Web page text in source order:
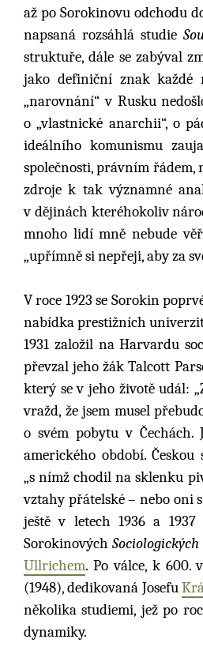
až po Sorokinovu odchodu
napsaná rozsáhlá studie
struktuře, dále se zabýval
jako definiční znak každé
„narovnání“ v Rusku
o „vlastnické anarchii“, o
ideálního komunismu
společnosti, právním řádem,
zdroje k tak významné
v dějinách kteréhokoliv
mnoho lidí mně nebude
„upřímně si nepřeji, aby za
V roce 1923 se Sorokin
nabídka prestižních
1931 založil na Harvardu
převzal jeho žák Talcott
který se v jeho životě udál:
vražd, že jsem musel
o svém pobytu v
amerického období.
„s nímž chodil na sklenku
vztahy přátelské – nebo oni
ještě v letech 1936 a
Sorokinových
Ullrichem. Po válce, k 600.
(1948), dedikovaná Josefu
několika studiemi, jež po
dynamiky.